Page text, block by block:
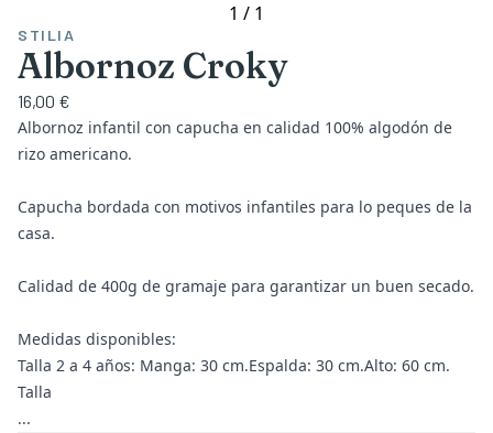
1 / 1
STILIA
Albornoz Croky
16,00 €
Albornoz infantil con capucha en calidad 100% algodón de
rizo americano.
Capucha bordada con motivos infantiles para lo peques de la
casa.
Calidad de 400g de gramaje para garantizar un buen secado.
Medidas disponibles:
Talla 2 a 4 años: Manga: 30 cm.Espalda: 30 cm.Alto: 60 cm.
Talla
...